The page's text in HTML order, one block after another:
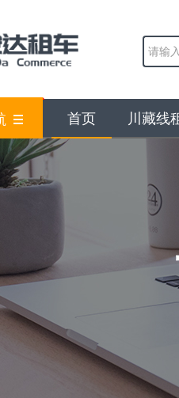
首页 川藏线